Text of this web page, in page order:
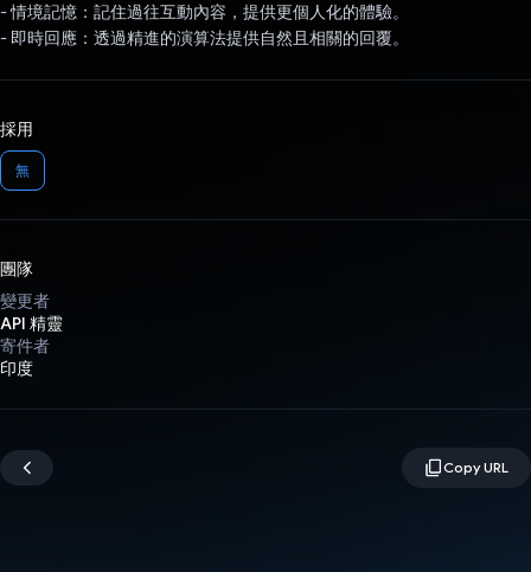
- 情境記憶：記住過往互動內容，提供更個人化的體驗。
- 即時回應：透過精進的演算法提供自然且相關的回覆。
採用
無
團隊
變更者
API 精靈
寄件者
印度